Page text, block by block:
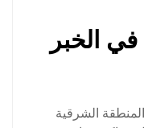
الخبر
الشرقية